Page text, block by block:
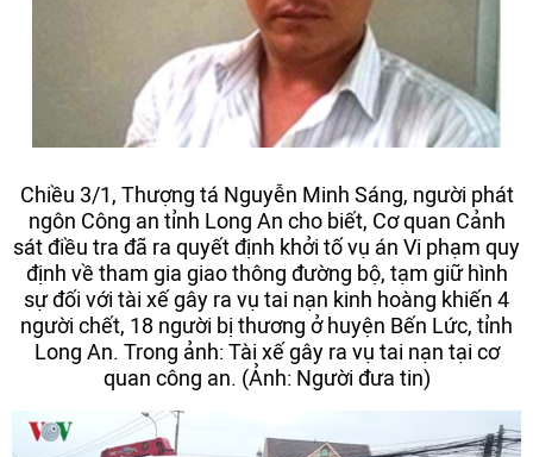
Chiều 3/1, Thượng tá Nguyễn Minh Sáng, người phát
ngôn Công an tỉnh Long An cho biết, Cơ quan Cảnh
sát điều tra đã ra quyết định khởi tố vụ án Vi phạm quy
định về tham gia giao thông đường bộ, tạm giữ hình
sự đối với tài xế gây ra vụ tai nạn kinh hoàng khiến 4
người chết, 18 người bị thương ở huyện Bến Lức, tỉnh
Long An. Trong ảnh: Tài xế gây ra vụ tai nạn tại cơ
quan công an. (Ảnh: Người đưa tin)